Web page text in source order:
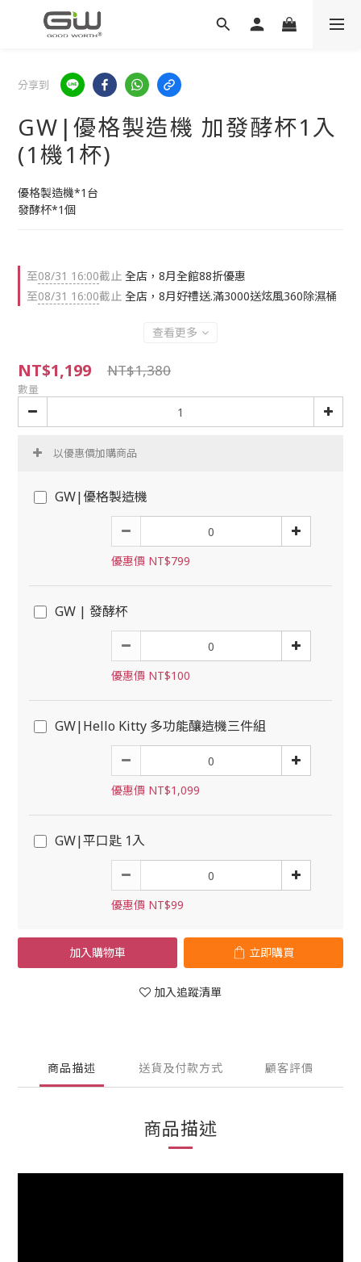
分享到
GW|優格製造機 加發酵杯1入
(1機1杯)
優格製造機*1台
發酵杯*1個
至08/31 16:00截止 全店，8月全館88折優惠
至08/31 16:00截止 全店，8月好禮送.滿3000送炫風360除濕桶
查看更多
NT$1,199 NT$1,380
數量
以優惠價加購商品
GW|優格製造機
優惠價 NT$799
GW | 發酵杯
優惠價 NT$100
GW|Hello Kitty 多功能釀造機三件組
優惠價 NT$1,099
GW|平口匙 1入
優惠價 NT$99
加入購物車 立即購買
加入追蹤清單
商品描述 送貨及付款方式 顧客評價
商品描述